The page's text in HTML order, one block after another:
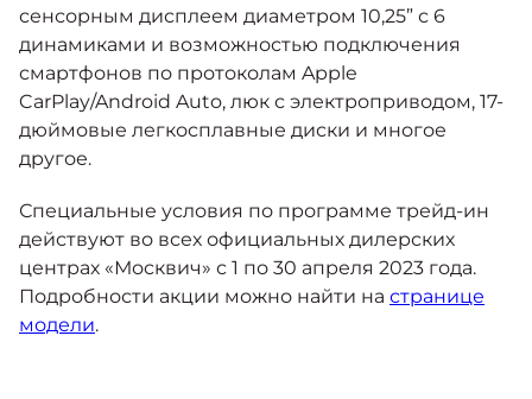
сенсорным дисплеем диаметром 10,25” с 6
динамиками и возможностью подключения
смартфонов по протоколам Apple
CarPlay/Android Auto, люк с электроприводом, 17-
дюймовые легкосплавные диски и многое
другое.
Специальные условия по программе трейд-ин
действуют во всех официальных дилерских
центрах «Москвич» с 1 по 30 апреля 2023 года.
Подробности акции можно найти на странице
модели.